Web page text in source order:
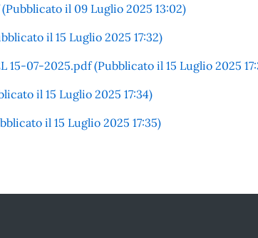
il 09 Luglio 2025 13:02)
il 15 Luglio 2025 17:32)
15-07-2025.pdf (Pubblicato il 15 Luglio 2025
il 15 Luglio 2025 17:34)
il 15 Luglio 2025 17:35)